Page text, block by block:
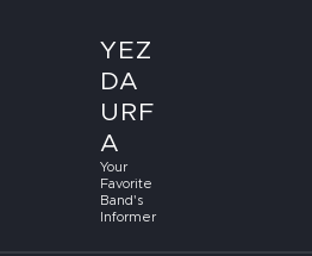
YEZ
DA
URF
A
Your
Favorite
Band's
Informer